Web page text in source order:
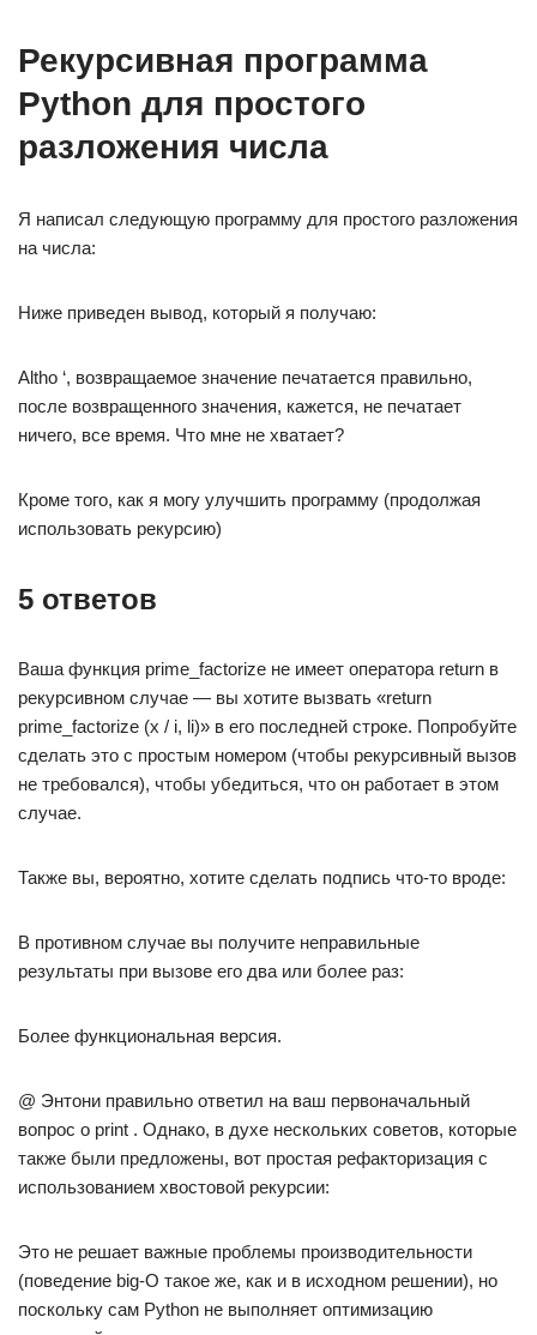
Рекурсивная программа
Python для простого
разложения числа
Я написал следующую программу для простого разложения
на числа:
Ниже приведен вывод, который я получаю:
Altho ‘, возвращаемое значение печатается правильно,
после возвращенного значения, кажется, не печатает
ничего, все время. Что мне не хватает?
Кроме того, как я могу улучшить программу (продолжая
использовать рекурсию)
5 ответов
Ваша функция prime_factorize не имеет оператора return в
рекурсивном случае — вы хотите вызвать «return
prime_factorize (x / i, li)» в его последней строке. Попробуйте
сделать это с простым номером (чтобы рекурсивный вызов
не требовался), чтобы убедиться, что он работает в этом
случае.
Также вы, вероятно, хотите сделать подпись что-то вроде:
В противном случае вы получите неправильные
результаты при вызове его два или более раз:
Более функциональная версия.
@ Энтони правильно ответил на ваш первоначальный
вопрос о print . Однако, в духе нескольких советов, которые
также были предложены, вот простая рефакторизация с
использованием хвостовой рекурсии:
Это не решает важные проблемы производительности
(поведение big-O такое же, как и в исходном решении), но
поскольку сам Python не выполняет оптимизацию